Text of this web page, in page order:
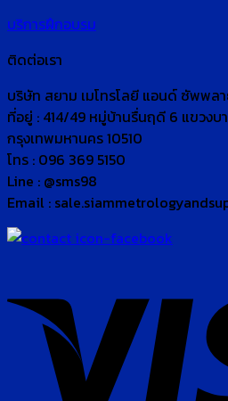
บริการฝึกอบรม
ติดต่อเรา
บริษัท สยาม เมโทรโลยี แอนด์ ซัพพล
ที่อยู่ : 414/49 หมู่บ้านรื่นฤดี 6 แขวงบ
กรุงเทพมหานคร 10510
โทร : 096 369 5150
Line : @sms98
Email :